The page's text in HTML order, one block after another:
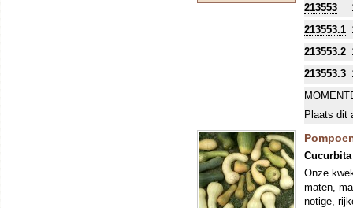
namen
soorten,
duidelijk
213553
213553.1
213553.2
213553.3
Plaats dit
Onze
maten,
notige,